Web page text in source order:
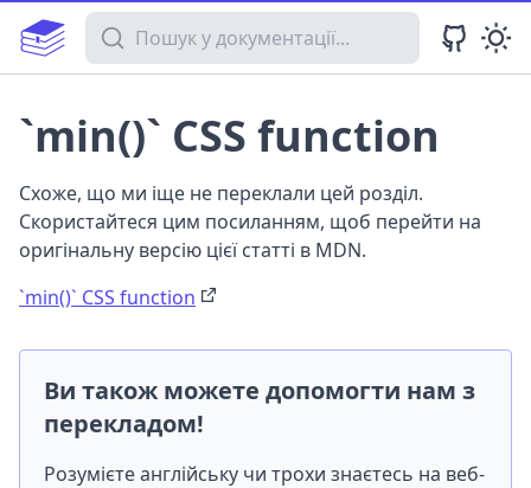
Пошук у документації
`min()` CSS function
Схоже, що ми іще не переклали цей розділ.
Скористайтеся цим посиланням, щоб перейти на
оригінальну версію цієї статті в MDN.
`min()` CSS function
Ви також можете допомогти нам з
перекладом!
Розумієте англійську чи трохи знаєтесь на веб-